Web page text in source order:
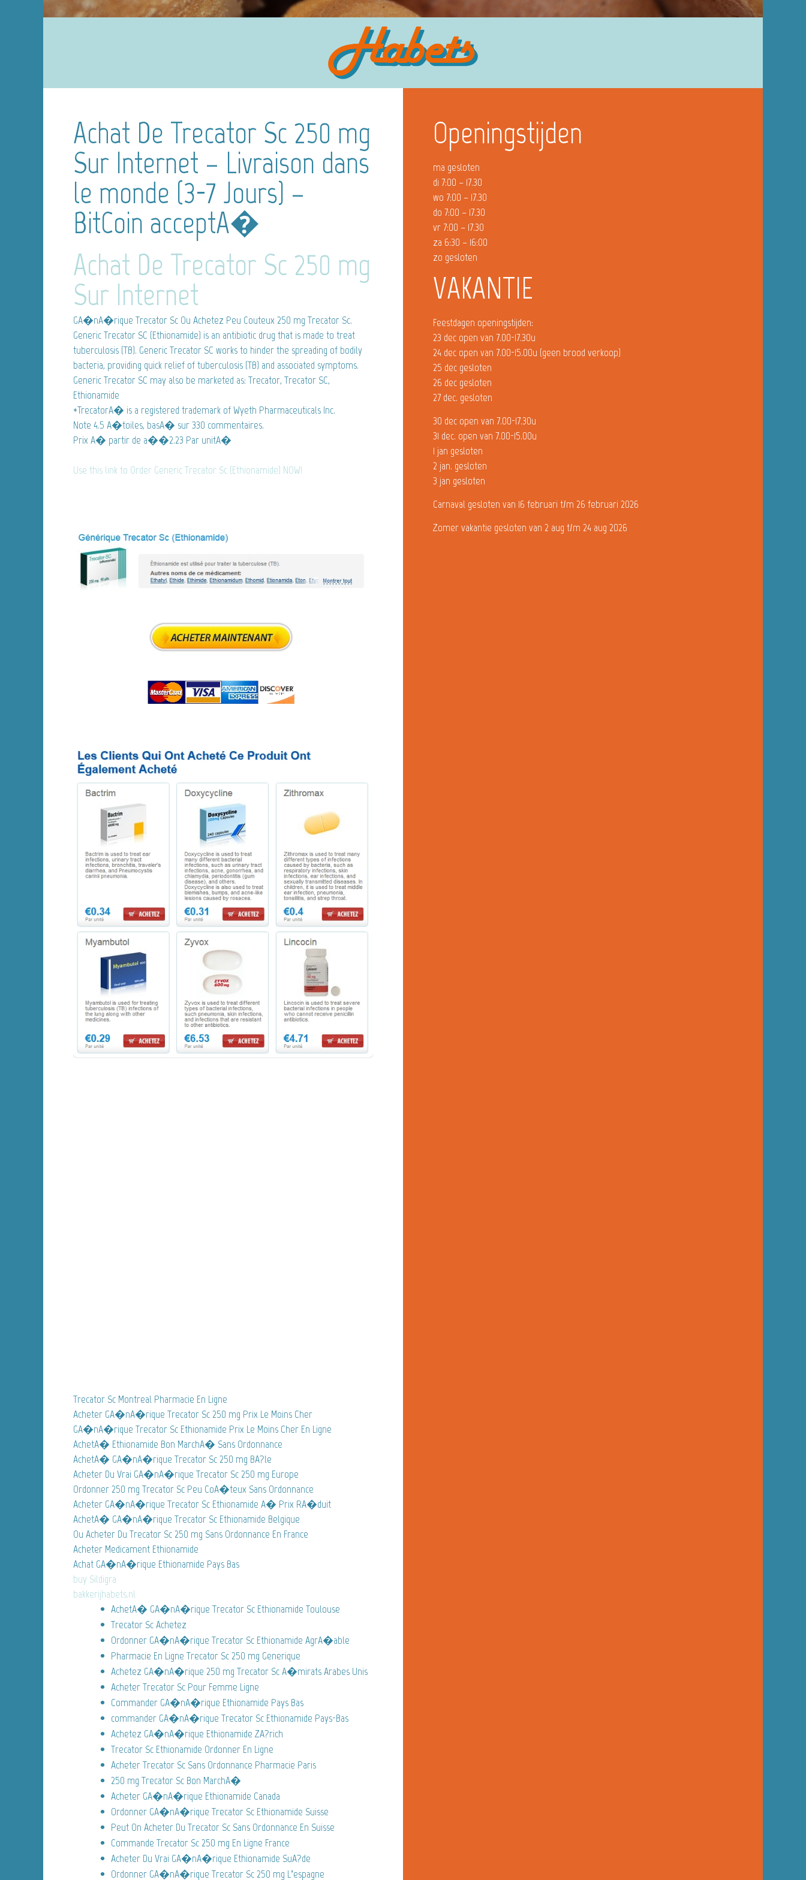
Achat De Trecator Sc 250 mg
Sur Internet – Livraison dans
le monde (3-7 Jours) –
BitCoin acceptA�
Achat De Trecator Sc 250 mg
Sur Internet
GA�nA�rique Trecator Sc Ou Achetez Peu Couteux 250 mg Trecator Sc.
Generic Trecator SC (Ethionamide) is an antibiotic drug that is made to treat
tuberculosis (TB). Generic Trecator SC works to hinder the spreading of bodily
bacteria, providing quick relief of tuberculosis (TB) and associated symptoms.
Generic Trecator SC may also be marketed as: Trecator, Trecator SC,
Ethionamide
*TrecatorA� is a registered trademark of Wyeth Pharmaceuticals Inc.
Note 4.5 A�toiles, basA� sur330 commentaires.
Prix A� partir de a��2.23 Par unitA�
Use this link to Order Generic Trecator Sc (Ethionamide) NOW!
Trecator Sc Montreal Pharmacie En Ligne
Acheter GA�nA�rique Trecator Sc 250 mg Prix Le Moins Cher
GA�nA�rique Trecator Sc Ethionamide Prix Le Moins Cher En Ligne
AchetA� Ethionamide Bon MarchA� Sans Ordonnance
AchetA� GA�nA�rique Trecator Sc 250 mg BA?le
Acheter Du Vrai GA�nA�rique Trecator Sc 250 mg Europe
Ordonner 250 mg Trecator Sc Peu CoA�teux Sans Ordonnance
Acheter GA�nA�rique Trecator Sc Ethionamide A� Prix RA�duit
AchetA� GA�nA�rique Trecator Sc Ethionamide Belgique
Ou Acheter Du Trecator Sc 250 mg Sans Ordonnance En France
Acheter Medicament Ethionamide
Achat GA�nA�rique Ethionamide Pays Bas
buy Sildigra
bakkerijhabets.nl
AchetA� GA�nA�rique Trecator Sc Ethionamide Toulouse
Trecator Sc Achetez
Ordonner GA�nA�rique Trecator Sc Ethionamide AgrA�able
Pharmacie En Ligne Trecator Sc 250 mg Generique
Achetez GA�nA�rique 250 mg Trecator Sc A�mirats Arabes Unis
Acheter Trecator Sc Pour Femme Ligne
Commander GA�nA�rique Ethionamide Pays Bas
commander GA�nA�rique Trecator Sc Ethionamide Pays-Bas
Achetez GA�nA�rique Ethionamide ZA?rich
Trecator Sc Ethionamide Ordonner En Ligne
Acheter Trecator Sc Sans Ordonnance Pharmacie Paris
250 mg Trecator Sc Bon MarchA�
Acheter GA�nA�rique Ethionamide Canada
Ordonner GA�nA�rique Trecator Sc Ethionamide Suisse
Peut On Acheter Du Trecator Sc Sans Ordonnance En Suisse
Commande Trecator Sc 250 mg En Ligne France
Acheter Du Vrai GA�nA�rique Ethionamide SuA?de
Ordonner GA�nA�rique Trecator Sc 250 mg L’espagne
Openingstijden
ma gesloten
di 7:00 – 17.30
wo 7:00 – 17.30
do 7:00 – 17.30
vr 7:00 – 17.30
za 6:30 – 16:00
zo gesloten
VAKANTIE
Feestdagen openingstijden:
23 dec open van 7.00-17.30u
24 dec open van 7.00-15.00u (geen brood verkoop)
25 dec gesloten
26 dec gesloten
27 dec. gesloten
30 dec open van 7.00-17.30u
31 dec. open van 7.00-15.00u
1 jan gesloten
2 jan. gesloten
3 jan gesloten
Carnaval gesloten van 16 februari t/m 26 februari 2026
Zomer vakantie gesloten van 2 aug t/m 24 aug 2026